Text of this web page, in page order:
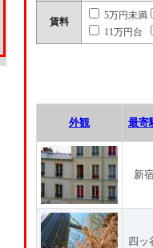
賃料
5万円未満
11万円台
外観 最寄
新
四ッ